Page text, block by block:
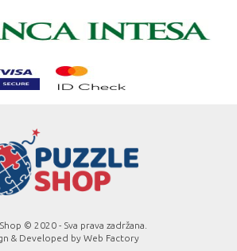
© 2020 - Sva prava zadržana.
& Developed by Web Factory